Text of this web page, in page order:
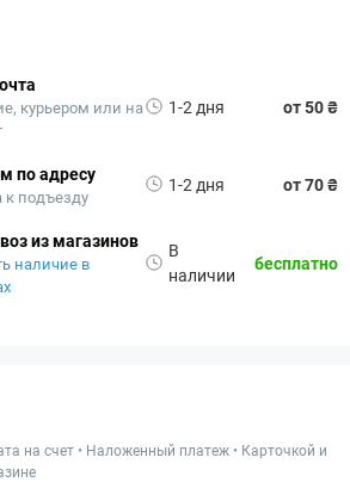
курьером или на
1-2 дня от 50 ₴
по адресу
к подъезду
1-2 дня от 70 ₴
из магазинов
наличие в
В
наличии
бесплатно
на счет • Наложенный платеж • Карточкой и